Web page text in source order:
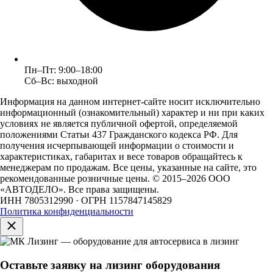
Пн–Пт: 9:00–18:00
Сб–Вс: выходной
Информация на данном интернет-сайте носит исключительно
информационный (ознакомительный) характер и ни при каких
условиях не является публичной офертой, определяемой
положениями Статьи 437 Гражданского кодекса РФ. Для
получения исчерпывающей информации о стоимости и
характеристиках, габаритах и весе товаров обращайтесь к
менеджерам по продажам. Все цены, указанные на сайте, это
рекомендованные розничные цены. © 2015–2026 ООО
«АВТОДЕЛО». Все права защищены.
ИНН 7805312990 · ОГРН 1157847145829
Политика конфиденциальности
Оставьте заявку на лизинг оборудования